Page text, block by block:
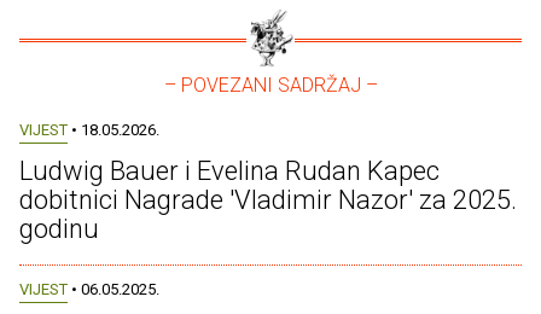
– POVEZANI SADRŽAJ –
VIJEST • 18.05.2026.
Ludwig Bauer i Evelina Rudan Kapec
dobitnici Nagrade 'Vladimir Nazor' za 2025.
godinu
VIJEST • 06.05.2025.